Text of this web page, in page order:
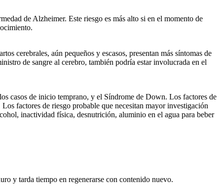
de Alzheimer. Este riesgo es más alto si en el momento de
cerebrales, aún pequeños y escasos, presentan más síntomas de
de sangre al cerebro, también podría estar involucrada en el
casos de inicio temprano, y el Síndrome de Down. Los factores de
factores de riesgo probable que necesitan mayor investigación
inactividad física, desnutrición, aluminio en el agua para beber
y tarda tiempo en regenerarse con contenido nuevo.